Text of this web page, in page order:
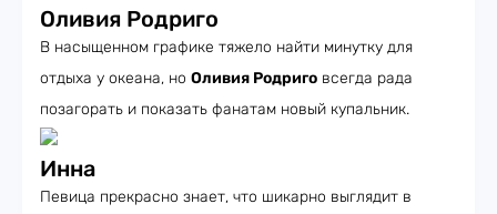
Оливия Родриго
В насыщенном графике тяжело найти минутку для
отдыха у океана, но Оливия Родриго всегда рада
позагорать и показать фанатам новый купальник.
Инна
Певица прекрасно знает, что шикарно выглядит в